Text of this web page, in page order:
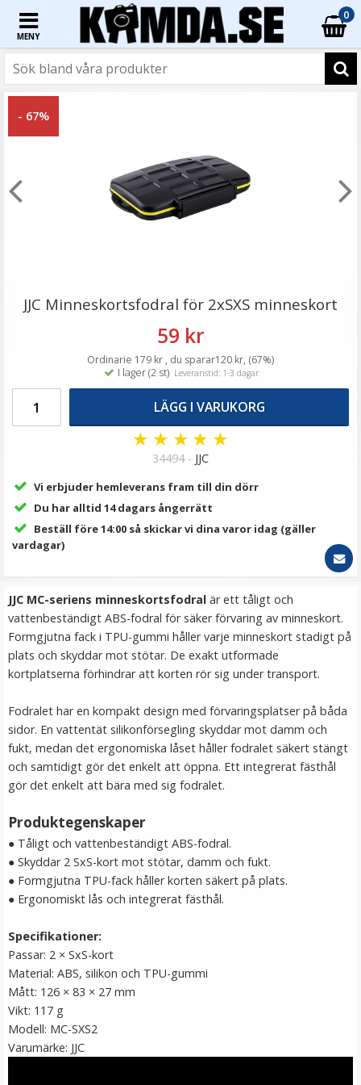
MENY
0
99 kr
Puluz Universal blixtsko till 1/4" hane
★★★ ★ ★
69 kr
LÄGG I VARUKORG
JJC Batterifodral för 16xAAA batterier
149 kr
- 67%
JJC Minneskortsfodral för 2xSXS minneskort
59 kr
Ordinarie 179 kr , du sparar120 kr, (67%)
I lager (2 st) Leveranstid: 1-3 dagar
LÄGG I VARUKORG
★ ★ ★ ★ ★
34494 - JJC
Vi erbjuder hemleverans fram till din dörr
Du har alltid 14 dagars ångerrätt
Beställ före 14:00 så skickar vi dina varor idag (gäller
vardagar)
JJC MC-seriens minneskortsfodral är ett tåligt och
vattenbeständigt ABS-fodral för säker förvaring av minneskort.
Formgjutna fack i TPU-gummi håller varje minneskort stadigt på
plats och skyddar mot stötar. De exakt utformade
kortplatserna förhindrar att korten rör sig under transport.
Fodralet har en kompakt design med förvaringsplatser på båda
sidor. En vattentät silikonförsegling skyddar mot damm och
fukt, medan det ergonomiska låset håller fodralet säkert stängt
och samtidigt gör det enkelt att öppna. Ett integrerat fästhål
gör det enkelt att bära med sig fodralet.
Produktegenskaper
● Tåligt och vattenbeständigt ABS-fodral.
● Skyddar 2 SxS-kort mot stötar, damm och fukt.
● Formgjutna TPU-fack håller korten säkert på plats.
● Ergonomiskt lås och integrerat fästhål.
Specifikationer:
Passar: 2 × SxS-kort
Material: ABS, silikon och TPU-gummi
Mått: 126 × 83 × 27 mm
Vikt: 117 g
Modell: MC-SXS2
Varumärke: JJC